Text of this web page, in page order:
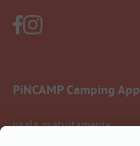
PiNCAMP Camping App
usala gratuitamente